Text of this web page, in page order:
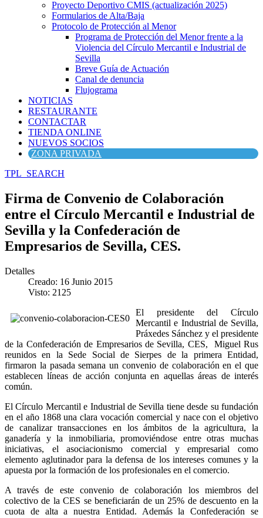
Proyecto Deportivo CMIS (actualización 2025)
Formularios de Alta/Baja
Protocolo de Protección al Menor
Programa de Protección del Menor frente a la
Violencia del Círculo Mercantil e Industrial de
Sevilla
Breve Guía de Actuación
Canal de denuncia
Flujograma
NOTICIAS
RESTAURANTE
CONTACTAR
TIENDA ONLINE
NUEVOS SOCIOS
ZONA PRIVADA
TPL_SEARCH
Firma de Convenio de Colaboración
entre el Círculo Mercantil e Industrial de
Sevilla y la Confederación de
Empresarios de Sevilla, CES.
Detalles
Creado: 16 Junio 2015
Visto: 2125
El presidente del Círculo
Mercantil e Industrial de Sevilla,
Práxedes Sánchez y el presidente
de la Confederación de Empresarios de Sevilla, CES, Miguel Rus
reunidos en la Sede Social de Sierpes de la primera Entidad,
firmaron la pasada semana un convenio de colaboración en el que
establecen líneas de acción conjunta en aquellas áreas de interés
común.
El Círculo Mercantil e Industrial de Sevilla tiene desde su fundación
en el año 1868 una clara vocación comercial y nace con el objetivo
de canalizar transacciones en los ámbitos de la agricultura, la
ganadería y la inmobiliaria, promoviéndose entre otras muchas
iniciativas, el asociacionismo comercial y empresarial como
elemento aglutinador para la defensa de los intereses comunes y la
apuesta por la formación de los profesionales en el comercio.
A través de este convenio de colaboración los miembros del
colectivo de la CES se beneficiarán de un 25% de descuento en la
cuota de alta a nuestra Entidad. Además la Confederación se